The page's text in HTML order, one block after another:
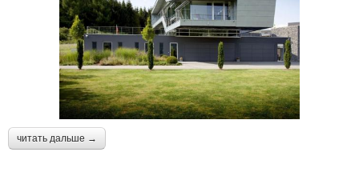
читать дальше →